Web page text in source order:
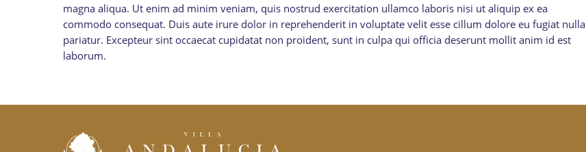
magna aliqua. Ut enim ad minim veniam, quis nostrud exercitation ullamco laboris nisi ut aliquip ex ea
commodo consequat. Duis aute irure dolor in reprehenderit in voluptate velit esse cillum dolore eu fugiat nulla
pariatur. Excepteur sint occaecat cupidatat non proident, sunt in culpa qui officia deserunt mollit anim id est
laborum.